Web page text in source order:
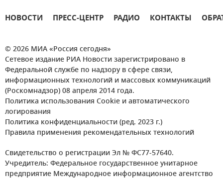
НОВОСТИ ПРЕСС-ЦЕНТР РАДИО КОНТАКТЫ
© 2026 МИА «Россия сегодня»
Сетевое издание РИА Новости зарегистрировано в
Федеральной службе по надзору в сфере связи,
информационных технологий и массовых коммуникаций
(Роскомнадзор) 08 апреля 2014 года.
Политика использования Cookie и автоматического
логирования
Политика конфиденциальности (ред. 2023 г.)
Правила применения рекомендательных технологий
Свидетельство о регистрации Эл № ФС77-57640.
Учредитель: Федеральное государственное унитарное
предприятие Международное информационное агентство